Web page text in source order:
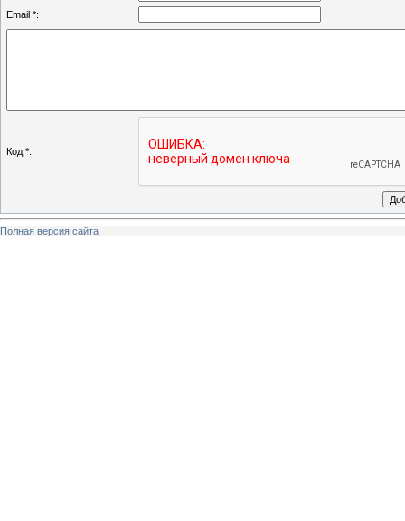
Email *:
Код *:
Полная версия сайта